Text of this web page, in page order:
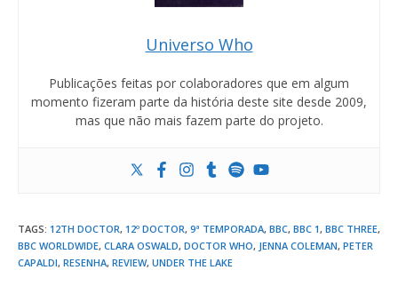
Universo Who
Publicações feitas por colaboradores que em algum
momento fizeram parte da história deste site desde 2009,
mas que não mais fazem parte do projeto.
TAGS: 12TH DOCTOR, 12º DOCTOR, 9ª TEMPORADA, BBC, BBC 1 , BBC THREE,
BBC WORLDWIDE, CLARA OSWALD, DOCTOR WHO, JENNA COLEMAN, PETER
CAPALDI, RESENHA, REVIEW, UNDER THE LAKE